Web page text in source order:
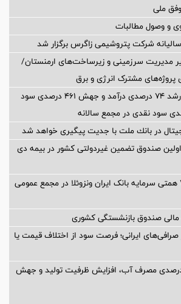
ملی
و وصول مطالبات
شرکت پتروشیمی زاگرس برگزار شد
مدیریت سرزمینی و زیرساخت‌های ارمنستان/
پروژه‌های مشترک انرژی و برق
سال طلایی پترول با رشد ۷۴ درصدی درآمد و جهش ۴۶۱ درصدی سود
در بانك ملت با جدیت پیگیری خواهد شد
صندوق تضمین غیردولتی کشور در بیمه دی
تصویب افزایش ۷/۷ همتی سرمایه بانک ایران ونزوئلا در مجمع عمومی
مالی صندوق بازنشستگی کشوری
صرافی‌های ایرانی؛ فرصت سود از اختلاف قیمت یا
بیش از ۸۰ درصدی مصرف آب، افزایش ظرفیت تولید و جهش